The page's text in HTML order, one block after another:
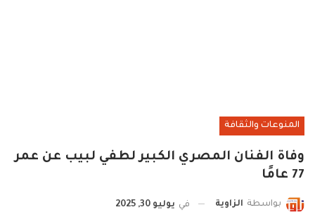
المنوعات والثقافة
وفاة الفنان المصري الكبير لطفي لبيب عن عمر
77 عامًا
بواسطة الزاوية في يوليو 30, 2025